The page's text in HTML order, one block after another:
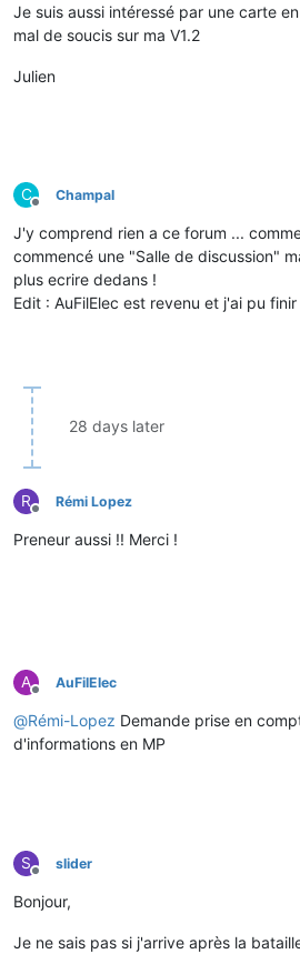
Je suis aussi intéressé par une carte
mal de soucis sur ma V1.2
Julien
C
Offline
Champal
J'y comprend rien a ce forum ...
commencé une "Salle de discussion"
plus ecrire dedans !
Edit : AuFilElec est revenu et j'ai pu
28 days later
R
Offline
Rémi Lopez
Preneur aussi !! Merci !
A
Offline
AuFilElec
@Rémi-Lopez Demande prise en
d'informations en MP
S
Offline
slider
Bonjour,
Je ne sais pas si j'arrive après la